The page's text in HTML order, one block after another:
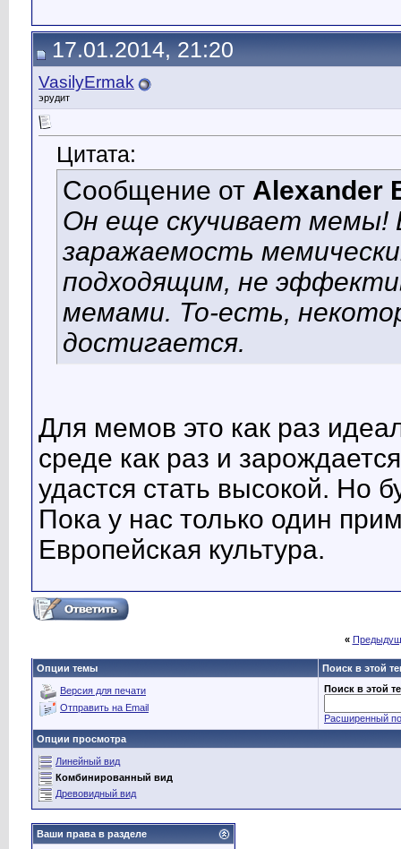
17.01.2014, 21:20
VasilyErmak
эрудит
Цитата:
Сообщение от Alexander
Он еще скучивает мемы!
заражаемость
подходящим, не
мемами. То-есть,
достигается.
Для мемов это как раз
среде как раз и
удастся стать высокой. Но
Пока у нас только один
Европейская культура.
«
Опции темы Поиск в этой
Версия для печати
Отправить на Email
Поиск в этой
Расширенный
Опции просмотра
Линейный вид
Комбинированный вид
Древовидный вид
Ваши права в разделе